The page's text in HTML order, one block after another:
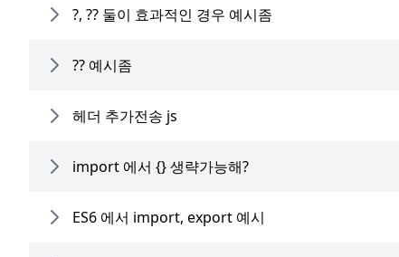
?, ?? 둘이 효과적인 경우 예시좀
?? 예시좀
헤더 추가전송 js
import 에서 {} 생략가능해?
ES6 에서 import, export 예시